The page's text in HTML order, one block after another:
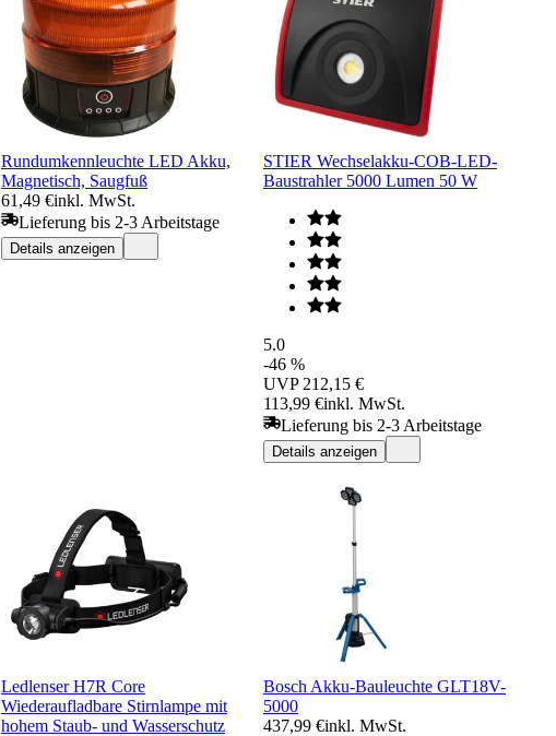
Rundumkennleuchte LED Akku,
Magnetisch, Saugfuß
61,49 €inkl. MwSt.
Lieferung bis 2-3 Arbeitstage
Details anzeigen
STIER Wechselakku-COB-LED-
Baustrahler 5000 Lumen 50 W
5.0
-46 %
UVP 212,15 €
113,99 €inkl. MwSt.
Lieferung bis 2-3 Arbeitstage
Details anzeigen
Ledlenser H7R Core
Wiederaufladbare Stirnlampe mit
hohem Staub- und Wasserschutz
Bosch Akku-Bauleuchte GLT18V-
5000
437,99 €inkl. MwSt.